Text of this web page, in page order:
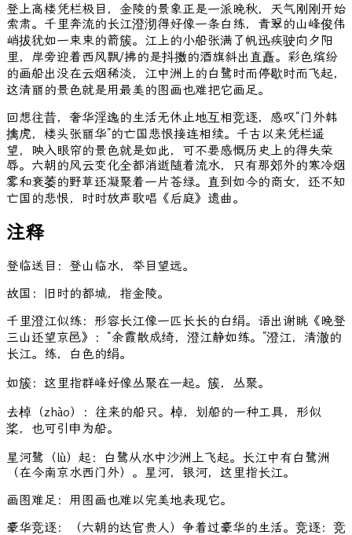
登上高楼凭栏极目，金陵的景象正是一派晚秋，天气刚刚开始
索肃。千里奔流的长江澄沏得好像一条白练，青翠的山峰俊伟
峭拔犹如一束束的箭簇。江上的小船张满了帆迅疾驶向夕阳
里，岸旁迎着西风飘/拂的是抖擞的酒旗斜出直矗。彩色缤纷
的画船出没在云烟稀淡，江中洲上的白鹭时而停歇时而飞起，
这清丽的景色就是用最美的图画也难把它画足。
回想往昔，奢华淫逸的生活无休止地互相竞逐，感叹“门外韩
擒虎，楼头张丽华”的亡国悲恨接连相续。千古以来凭栏遥
望，映入眼帘的景色就是如此，可不要感慨历史上的得失荣
辱。六朝的风云变化全都消逝随着流水，只有那郊外的寒冷烟
雾和衰萎的野草还凝聚着一片苍绿。直到如今的商女，还不知
亡国的悲恨，时时放声歌唱《后庭》遗曲。
注释
登临送目：登山临水，举目望远。
故国：旧时的都城，指金陵。
千里澄江似练：形容长江像一匹长长的白绢。语出谢眺《晚登
三山还望京邑》：“余霞散成绮，澄江静如练。”澄江，清澈的
长江。练，白色的绢。
如簇：这里指群峰好像丛聚在一起。簇，丛聚。
去棹（zhào）：往来的船只。棹，划船的一种工具，形似
桨，也可引申为船。
星河鹭（lù）起：白鹭从水中沙洲上飞起。长江中有白鹭洲
（在今南京水西门外）。星河，银河，这里指长江。
画图难足：用图画也难以完美地表现它。
豪华竞逐：（六朝的达官贵人）争着过豪华的生活。竞逐：竞